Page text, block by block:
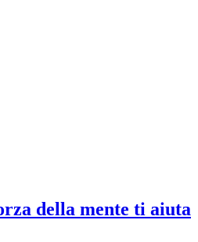
della mente ti aiuta